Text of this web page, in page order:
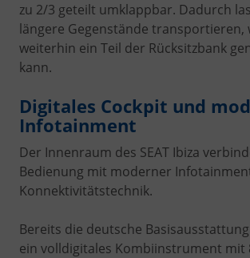
zu 2/3 geteilt umklappbar. Dadurch
längere Gegenstände transportieren,
weiterhin ein Teil der Rücksitzbank
kann.
Digitales Cockpit und
Infotainment
Der Innenraum des SEAT Ibiza
Bedienung mit moderner
Konnektivitätstechnik.
Bereits die deutsche
ein volldigitales Kombiinstrument mit